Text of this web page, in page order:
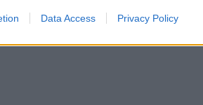
Data Access Privacy Policy